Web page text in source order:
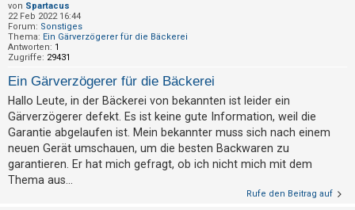
von Spartacus
22 Feb 2022 16:44
Forum: Sonstiges
Thema: Ein Gärverzögerer für die Bäckerei
Antworten: 1
Zugriffe: 29431
Ein Gärverzögerer für die Bäckerei
Hallo Leute, in der Bäckerei von bekannten ist leider ein
Gärverzögerer defekt. Es ist keine gute Information, weil die
Garantie abgelaufen ist. Mein bekannter muss sich nach einem
neuen Gerät umschauen, um die besten Backwaren zu
garantieren. Er hat mich gefragt, ob ich nicht mich mit dem
Thema aus...
Rufe den Beitrag auf